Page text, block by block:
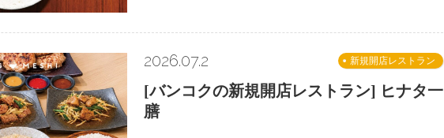
新規開店レストラン
2026.07.2
[バンコクの新規開店レストラン] ヒナタ一
膳